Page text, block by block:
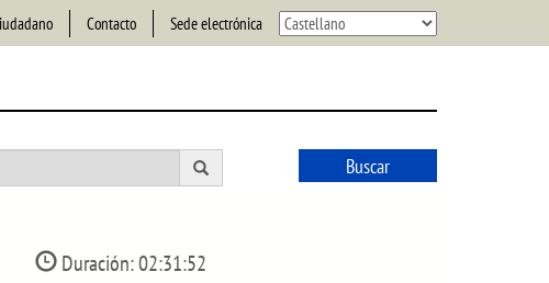
Contacto Sede electrónica
Buscar
Duración:02:31:52